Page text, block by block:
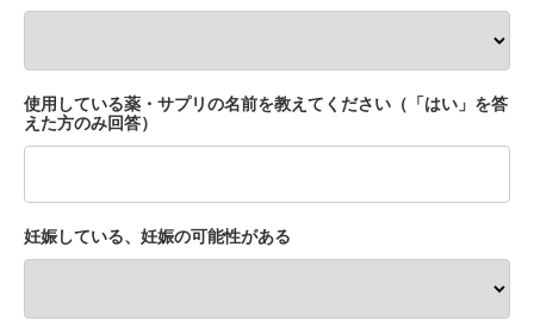
使用している薬・サプリの名前を教えてください（「はい」を答
えた方のみ回答）
妊娠している、妊娠の可能性がある